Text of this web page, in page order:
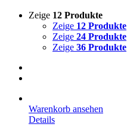
Zeige 12 Produkte
Zeige 12 Produkte
Zeige 24 Produkte
Zeige 36 Produkte
Warenkorb ansehen
Details